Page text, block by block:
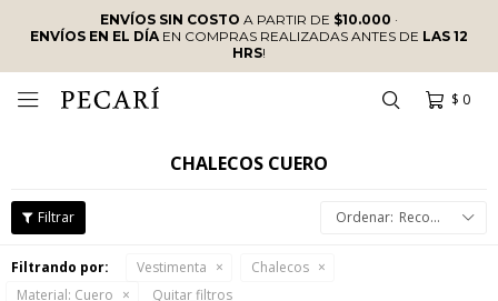
ENVÍOS SIN COSTO A PARTIR DE $10.000 ·
ENVÍOS EN EL DÍAEN COMPRAS REALIZADAS ANTES DE LAS 12
HRS!
$ 0

CHALECOS CUERO
Recomendados
Filtrando por: Vestimenta
Chalecos
Material: Cuero Quitar filtros